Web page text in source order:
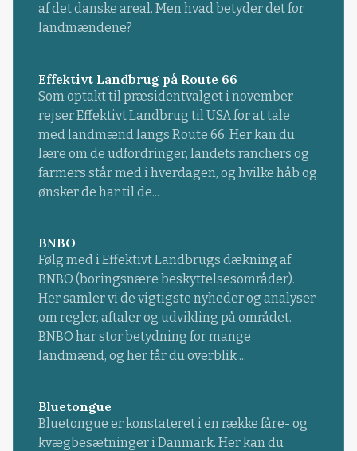
af det danske areal. Men hvad betyder det for
landmændene?
Effektivt Landbrug på Route 66
Som optakt til præsidentvalget i november
rejser Effektivt Landbrug til USA for at tale
med landmænd langs Route 66. Her kan du
lære om de udfordringer, landets ranchers og
farmers står med i hverdagen, og hvilke håb og
ønsker de har til de...
BNBO
Følg med i Effektivt Landbrugs dækning af
BNBO (boringsnære beskyttelsesområder).
Her samler vi de vigtigste nyheder og analyser
om regler, aftaler og udvikling på området.
BNBO har stor betydning for mange
landmænd, og her får du overblik ...
Bluetongue
Bluetongue er konstateret i en række fåre- og
kvægbesætninger i Danmark. Her kan du